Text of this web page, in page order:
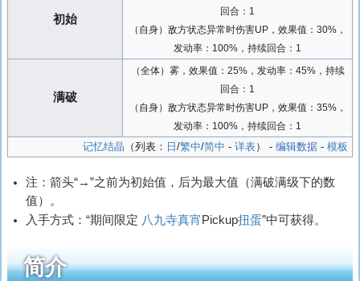
初始
回合：1
（自身）敌方状态异常时伤害UP，效果值：30%，
发动率：100%，持续回合：1
满破
（全体）雾，效果值：25%，发动率：45%，持续
回合：1
（自身）敌方状态异常时伤害UP，效果值：35%，
发动率：100%，持续回合：1
记忆结晶 （列表： 日 /繁中/简中 - 详表） - 编辑数据- 模板
注：箭头“→”之前为初始值，后为最大值（满破满级下的数
值）。
入手方式：“期间限定 八九寺真宵 Pickup扭蛋”中可获得。
简介